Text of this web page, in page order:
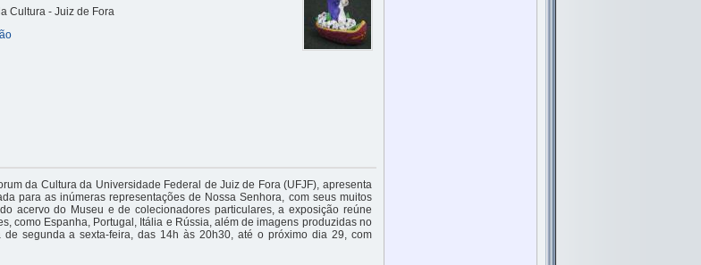
Cultura - Juiz de Fora
da Cultura da Universidade Federal de Juiz de Fora (UFJF), apresenta
para as inúmeras representações de Nossa Senhora, com seus muitos
acervo do Museu e de colecionadores particulares, a exposição reúne
como Espanha, Portugal, Itália e Rússia, além de imagens produzidas no
de segunda a sexta-feira, das 14h às 20h30, até o próximo dia 29, com